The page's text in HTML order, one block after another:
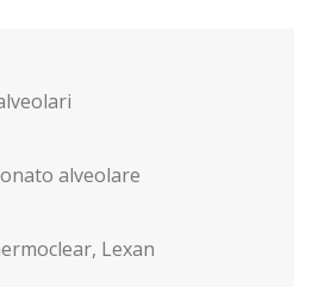
alveolare
Lexan